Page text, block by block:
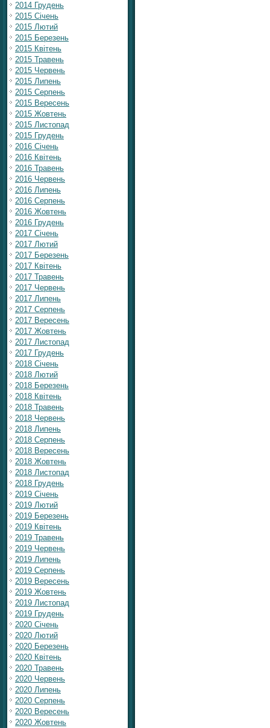
2014 Грудень
2015 Січень
2015 Лютий
2015 Березень
2015 Квітень
2015 Травень
2015 Червень
2015 Липень
2015 Серпень
2015 Вересень
2015 Жовтень
2015 Листопад
2015 Грудень
2016 Січень
2016 Квітень
2016 Травень
2016 Червень
2016 Липень
2016 Серпень
2016 Жовтень
2016 Грудень
2017 Січень
2017 Лютий
2017 Березень
2017 Квітень
2017 Травень
2017 Червень
2017 Липень
2017 Серпень
2017 Вересень
2017 Жовтень
2017 Листопад
2017 Грудень
2018 Січень
2018 Лютий
2018 Березень
2018 Квітень
2018 Травень
2018 Червень
2018 Липень
2018 Серпень
2018 Вересень
2018 Жовтень
2018 Листопад
2018 Грудень
2019 Січень
2019 Лютий
2019 Березень
2019 Квітень
2019 Травень
2019 Червень
2019 Липень
2019 Серпень
2019 Вересень
2019 Жовтень
2019 Листопад
2019 Грудень
2020 Січень
2020 Лютий
2020 Березень
2020 Квітень
2020 Травень
2020 Червень
2020 Липень
2020 Серпень
2020 Вересень
2020 Жовтень